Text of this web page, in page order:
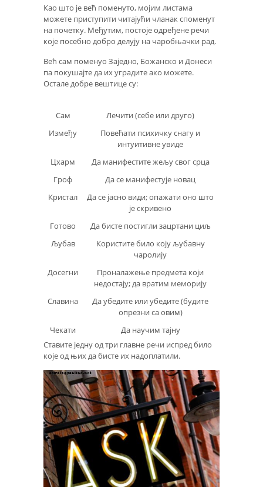
Као што је већ поменуто, мојим листама
можете приступити читајући чланак споменут
на почетку. Међутим, постоје одређене речи
које посебно добро делују на чаробњачки рад.
Већ сам поменуо Заједно, Божанско и Донеси
па покушајте да их уградите ако можете.
Остале добре вештице су:
Сам
Лечити (себе или друго)
Између
Повећати психичку снагу и
интуитивне увиде
Цхарм
Да манифестите жељу свог срца
Гроф
Да се ​​манифестује новац
Кристал
Да се ​​јасно види; опажати оно што
је скривено
Готово
Да бисте постигли зацртани циљ
Љубав
Користите било коју љубавну
чаролију
Досегни
Проналажење предмета који
недостају; да вратим меморију
Славина
Да убедите или убедите (будите
опрезни са овим)
Чекати
Да научим тајну
Ставите једну од три главне речи испред било
које од њих да бисте их надоплатили.